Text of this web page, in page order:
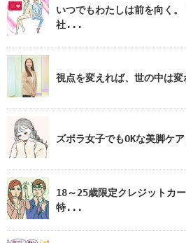
いつでもわたしは前を向く
社...
視点を変えれば、世の中は
ズボラ女子でもOKな美脚ケア
18～25歳限定クレジットカ
特...